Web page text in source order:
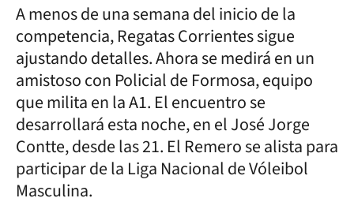
A menos de una semana del inicio de la
competencia, Regatas Corrientes sigue
ajustando detalles. Ahora se medirá en un
amistoso con Policial de Formosa, equipo
que milita en la A1. El encuentro se
desarrollará esta noche, en el José Jorge
Contte, desde las 21. El Remero se alista para
participar de la Liga Nacional de Vóleibol
Masculina.